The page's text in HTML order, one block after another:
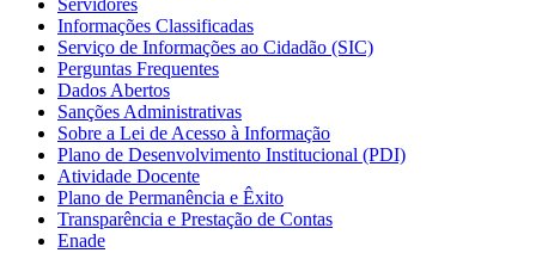
Servidores
Informações Classificadas
Serviço de Informações ao Cidadão (SIC)
Perguntas Frequentes
Dados Abertos
Sanções Administrativas
Sobre a Lei de Acesso à Informação
Plano de Desenvolvimento Institucional (PDI)
Atividade Docente
Plano de Permanência e Êxito
Transparência e Prestação de Contas
Enade